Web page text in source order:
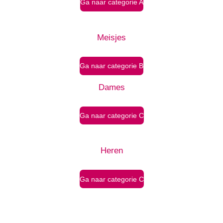
Ga naar categorie A
Meisjes
Ga naar categorie B
Dames
Ga naar categorie C
Heren
Ga naar categorie C